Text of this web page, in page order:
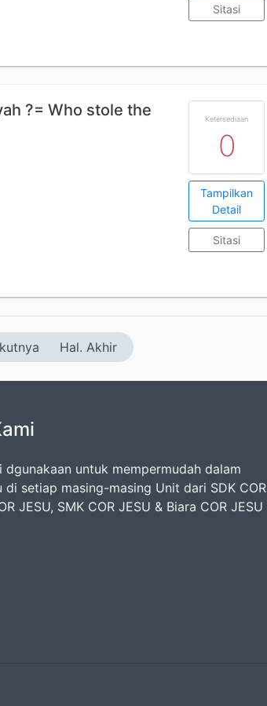
Sitasi
?= Who stole the
Ketersediaan
0
Tampilkan
Detail
Sitasi
Hal. Akhir
dgunakaan untuk mempermudah dalam
di setiap masing-masing Unit dari SDK COR
JESU, SMK COR JESU & Biara COR JESU